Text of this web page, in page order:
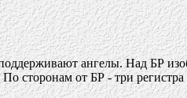
ангелы. Над БР
сторонам от БР - три